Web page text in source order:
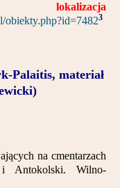
lokalizacja
obiekty.php?id=74823
Palaitis, materiał
na cmentarzach
Antokolski. Wilno-